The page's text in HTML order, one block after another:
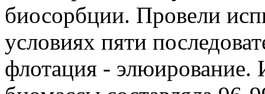
биосорбции. Провели
условиях пяти
флотация - элюирование.